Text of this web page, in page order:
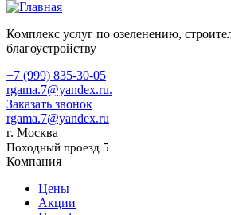
Комплекс услуг по озеленению,
благоустройству
+7 (999) 835-30-05
rgama.7@yandex.ru.
Заказать звонок
rgama.7@yandex.ru
г. Москва
Походный проезд 5
Компания
Цены
Акции